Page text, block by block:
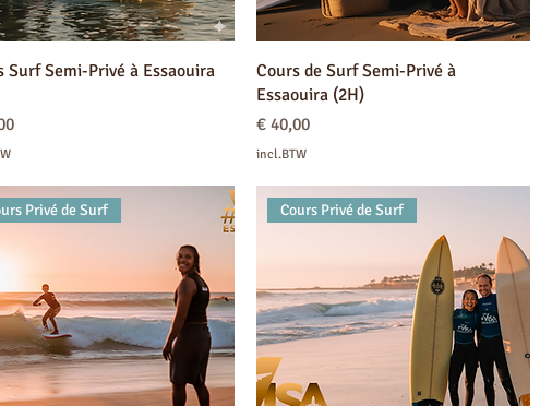
Surf Semi-Privé à Essaouira
Cours de Surf Semi-Privé à
Essaouira (2H)
Prijs
€ 40,00
incl.BTW
Privé de Surf Cours Privé de Surf